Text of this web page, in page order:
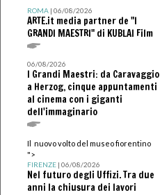
ROMA| 06/08/2026
ARTE.it media partner de "I
GRANDI MAESTRI" di KUBLAI Film
06/08/2026
I Grandi Maestri: da Caravaggio
a Herzog, cinque appuntamenti
al cinema con i giganti
dell'immaginario
Il nuovo volto del museo fiorentino
">
FIRENZE| 06/08/2026
Nel futuro degli Uffizi. Tra due
anni la chiusura dei lavori